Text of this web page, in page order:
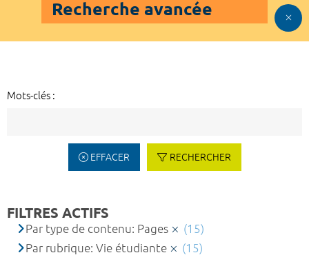
Recherche avancée
Mots-clés :
EFFACER RECHERCHER
FILTRES ACTIFS
Par type de contenu: Pages
(15)
Par rubrique: Vie étudiante
(15)